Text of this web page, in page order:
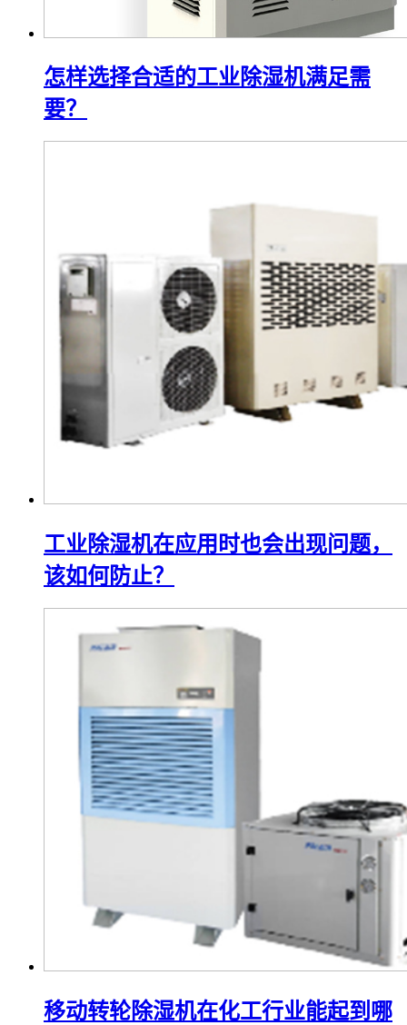
怎样选择合适的工业除湿机满足需
要？
工业除湿机在应用时也会出现问题，
该如何防止？
移动转轮除湿机在化工行业能起到哪